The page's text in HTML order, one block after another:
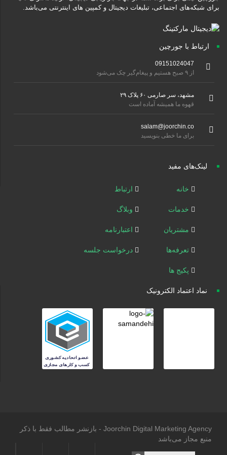
برای شبکه‌های اجتماعی، تبلیغات دیجیتال و کمپین های اینترنتی می‌باشد.
ارتباط با جورچین
09151024047
مشهد، سر صارمی ۶۰ پلاک ۲۹
قهوه ما همیشه آماده است
salam@joorchin.co
برای ما خطی بنویسید
لینک‌های مفید
خانه
خدمات
مشتریان
تعرفه‌ها
پکیج ها
ارتباط
وبلاگ
اعتبارنامه
درخواست جلسه
نماد اعتماد الکترونیک
Joorchin Digital Marketing Agency - بازنشر مطالب فقط با ذکر
منبع مجاز می‌باشد